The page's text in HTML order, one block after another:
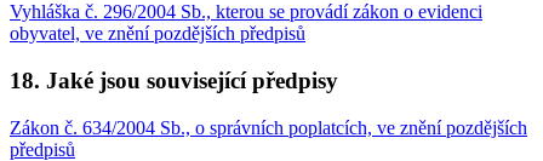
Vyhláška č. 296/2004 Sb., kterou se provádí zákon o evidenci
obyvatel, ve znění pozdějších předpisů
18. Jaké jsou související předpisy
Zákon č. 634/2004 Sb., o správních poplatcích, ve znění pozdějších
předpisů